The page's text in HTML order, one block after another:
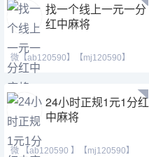
找一个线上一元一分
红中麻将
微【ab120590】【mj120590】
【hf420624】麻将、群内稳
24小时正规1元1分红
中麻将
微 【ab120590 】【mj120590】